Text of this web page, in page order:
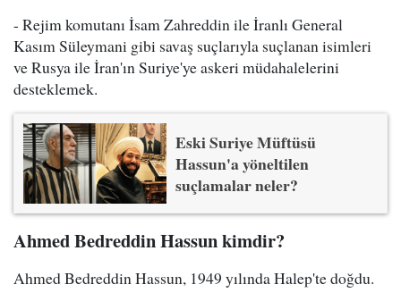
- Rejim komutanı İsam Zahreddin ile İranlı General
Kasım Süleymani gibi savaş suçlarıyla suçlanan isimleri
ve Rusya ile İran'ın Suriye'ye askeri müdahalelerini
desteklemek.
Eski Suriye Müftüsü
Hassun'a yöneltilen
suçlamalar neler?
Ahmed Bedreddin Hassun kimdir?
Ahmed Bedreddin Hassun, 1949 yılında Halep'te doğdu.